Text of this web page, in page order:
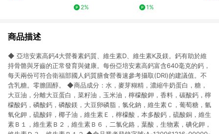
善超值組
2%
1%
商品描述
◆ 亞培安素高鈣4大營養素鈣質、維生素D、維生素K及鎂。鈣有助於維
持骨骼與牙齒的正常發育與健康。每份亞培安素高鈣富含640毫克的鈣，
每天兩份可符合衛福部國人鈣質膳食營養速參考攝取(DRI)的建議值。不
含乳糖。零膽固醇。 ◆商品成分：水，麥芽糊精，濃縮牛奶蛋白，糖，
大豆油，分離大豆蛋白，菜籽油，玉米油，檸檬酸鉀，香料，碳酸鈣，檸
檬酸鈣，磷酸鈣，磷酸鎂，大豆卵磷脂，氯化鈉，維生素Ｃ，葡萄糖，氫
氧化鉀，硫酸鋅，椰子油，維生素Ｅ，檸檬酸，本多酸鈣，硫酸銅，維生
素Ｂ１，維生素Ｂ２，維生素Ｂ６，二氯化鉻，葉酸，生物素，碘化鉀，